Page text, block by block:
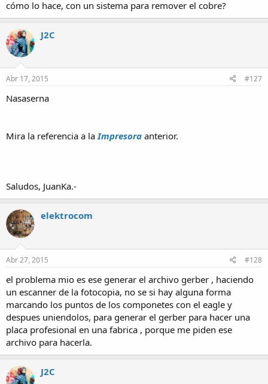
cómo lo hace, con un sistema para remover el cobre?
J2C
Abr 17, 2015 #127
Nasaserna
Mira la referencia a laImpresora anterior.
Saludos, JuanKa.-
elektrocom
Abr 27, 2015 #128
el problema mio es ese generar el archivo gerber , haciendo
un escanner de la fotocopia, no se si hay alguna forma
marcando los puntos de los componetes con el eagle y
despues uniendolos, para generar el gerber para hacer una
placa profesional en una fabrica , porque me piden ese
archivo para hacerla.
J2C